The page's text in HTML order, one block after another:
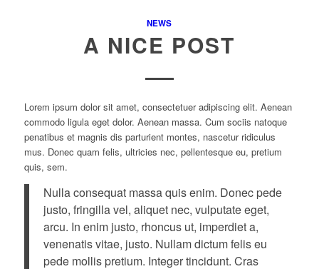
NEWS
A NICE POST
Lorem ipsum dolor sit amet, consectetuer adipiscing elit. Aenean
commodo ligula eget dolor. Aenean massa. Cum sociis natoque
penatibus et magnis dis parturient montes, nascetur ridiculus
mus. Donec quam felis, ultricies nec, pellentesque eu, pretium
quis, sem.
Nulla consequat massa quis enim. Donec pede
justo, fringilla vel, aliquet nec, vulputate eget,
arcu. In enim justo, rhoncus ut, imperdiet a,
venenatis vitae, justo. Nullam dictum felis eu
pede mollis pretium. Integer tincidunt. Cras